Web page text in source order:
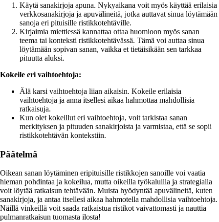
Käytä sanakirjoja apuna. Nykyaikana voit myös käyttää erilaisia
verkkosanakirjoja ja apuvälineitä, jotka auttavat sinua löytämään
sanoja eri pituisille ristikkotehtäville.
Kirjaimia miettiessä kannattaa ottaa huomioon myös sanan
teema tai konteksti ristikkotehtävässä. Tämä voi auttaa sinua
löytämään sopivan sanan, vaikka et tietäisikään sen tarkkaa
pituutta aluksi.
Kokeile eri vaihtoehtoja:
Älä karsi vaihtoehtoja liian aikaisin. Kokeile erilaisia
vaihtoehtoja ja anna itsellesi aikaa hahmottaa mahdollisia
ratkaisuja.
Kun olet kokeillut eri vaihtoehtoja, voit tarkistaa sanan
merkityksen ja pituuden sanakirjoista ja varmistaa, että se sopii
ristikkotehtävän kontekstiin.
Päätelmä
Oikean sanan löytäminen eripituisille ristikkojen sanoille voi vaatia
hieman pohdintaa ja kokeilua, mutta oikeilla työkaluilla ja strategialla
voit löytää ratkaisun tehtävään. Muista hyödyntää apuvälineitä, kuten
sanakirjoja, ja antaa itsellesi aikaa hahmotella mahdollisia vaihtoehtoja.
Näillä vinkeillä voit saada ratkaistua ristikot vaivattomasti ja nauttia
pulmanratkaisun tuomasta ilosta!